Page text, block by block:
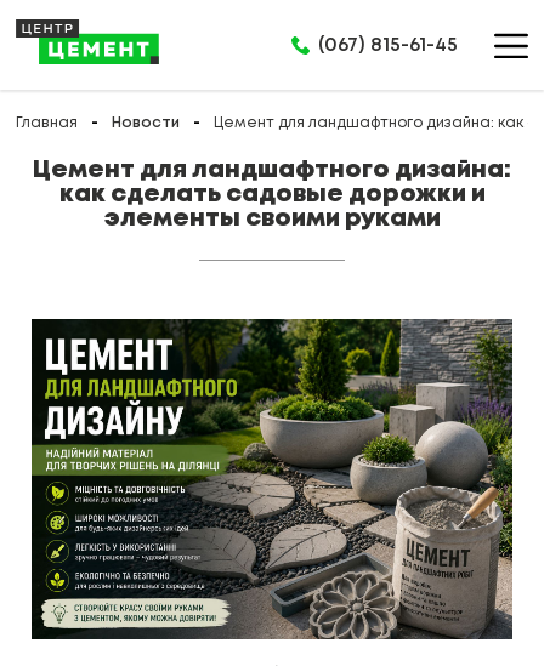
(067) 815-61-45
Главная Новости Цемент для ландшафтного дизайна: как
Цемент для ландшафтного дизайна:
как сделать садовые дорожки и
элементы своими руками